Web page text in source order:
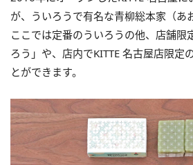
が、ういろうで有名な青柳総本家（あ
ここでは定番のういろうの他、店舗限
ろう」や、店内でKITTE 名古屋店限定
とができます。